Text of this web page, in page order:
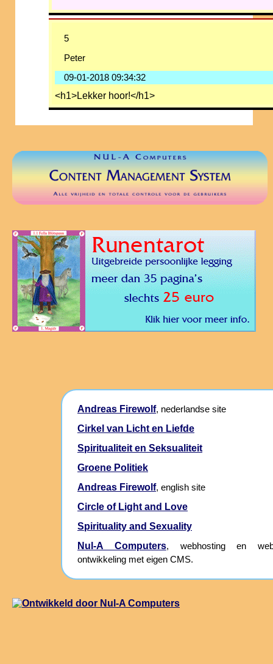
5
Peter
09-01-2018 09:34:32
<h1>Lekker hoor!</h1>
Andreas Firewolf, nederlandse site
Cirkel van Licht en Liefde
Spiritualiteit en Seksualiteit
Groene Politiek
Andreas Firewolf, english site
Circle of Light and Love
Spirituality and Sexuality
Nul-A Computers, webhosting en
ontwikkeling met eigen CMS.